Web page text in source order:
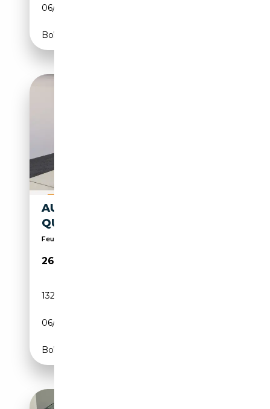
06/2011
Boîte manuelle
AUDI TT COUPE 2.0 TDI 184CH
QUATTRO S-TRONIC S-LINE
Feux anti-brouillard, Capteurs d'aide au stationne...
26 990€
132 490 km
06/2018
Boîte automatique